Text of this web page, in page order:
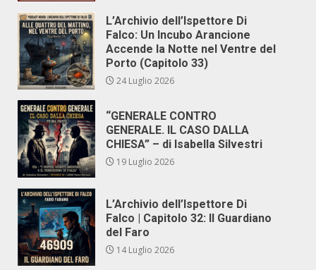
L’Archivio dell’Ispettore Di
Falco: Un Incubo Arancione
Accende la Notte nel Ventre del
Porto (Capitolo 33)
24 Luglio 2026
“GENERALE CONTRO
GENERALE. IL CASO DALLA
CHIESA” – di Isabella Silvestri
19 Luglio 2026
L’Archivio dell’Ispettore Di
Falco | Capitolo 32: Il Guardiano
del Faro
14 Luglio 2026